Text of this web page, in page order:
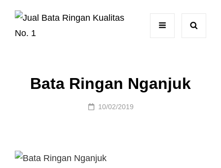
Bata Ringan Nganjuk
Posted
10/02/2019